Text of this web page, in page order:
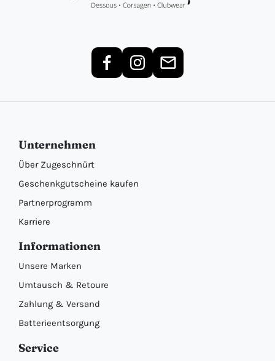
Unternehmen
Über Zugeschnürt
Geschenkgutscheine kaufen
Partnerprogramm
Karriere
Informationen
Unsere Marken
Umtausch & Retoure
Zahlung & Versand
Batterieentsorgung
Service